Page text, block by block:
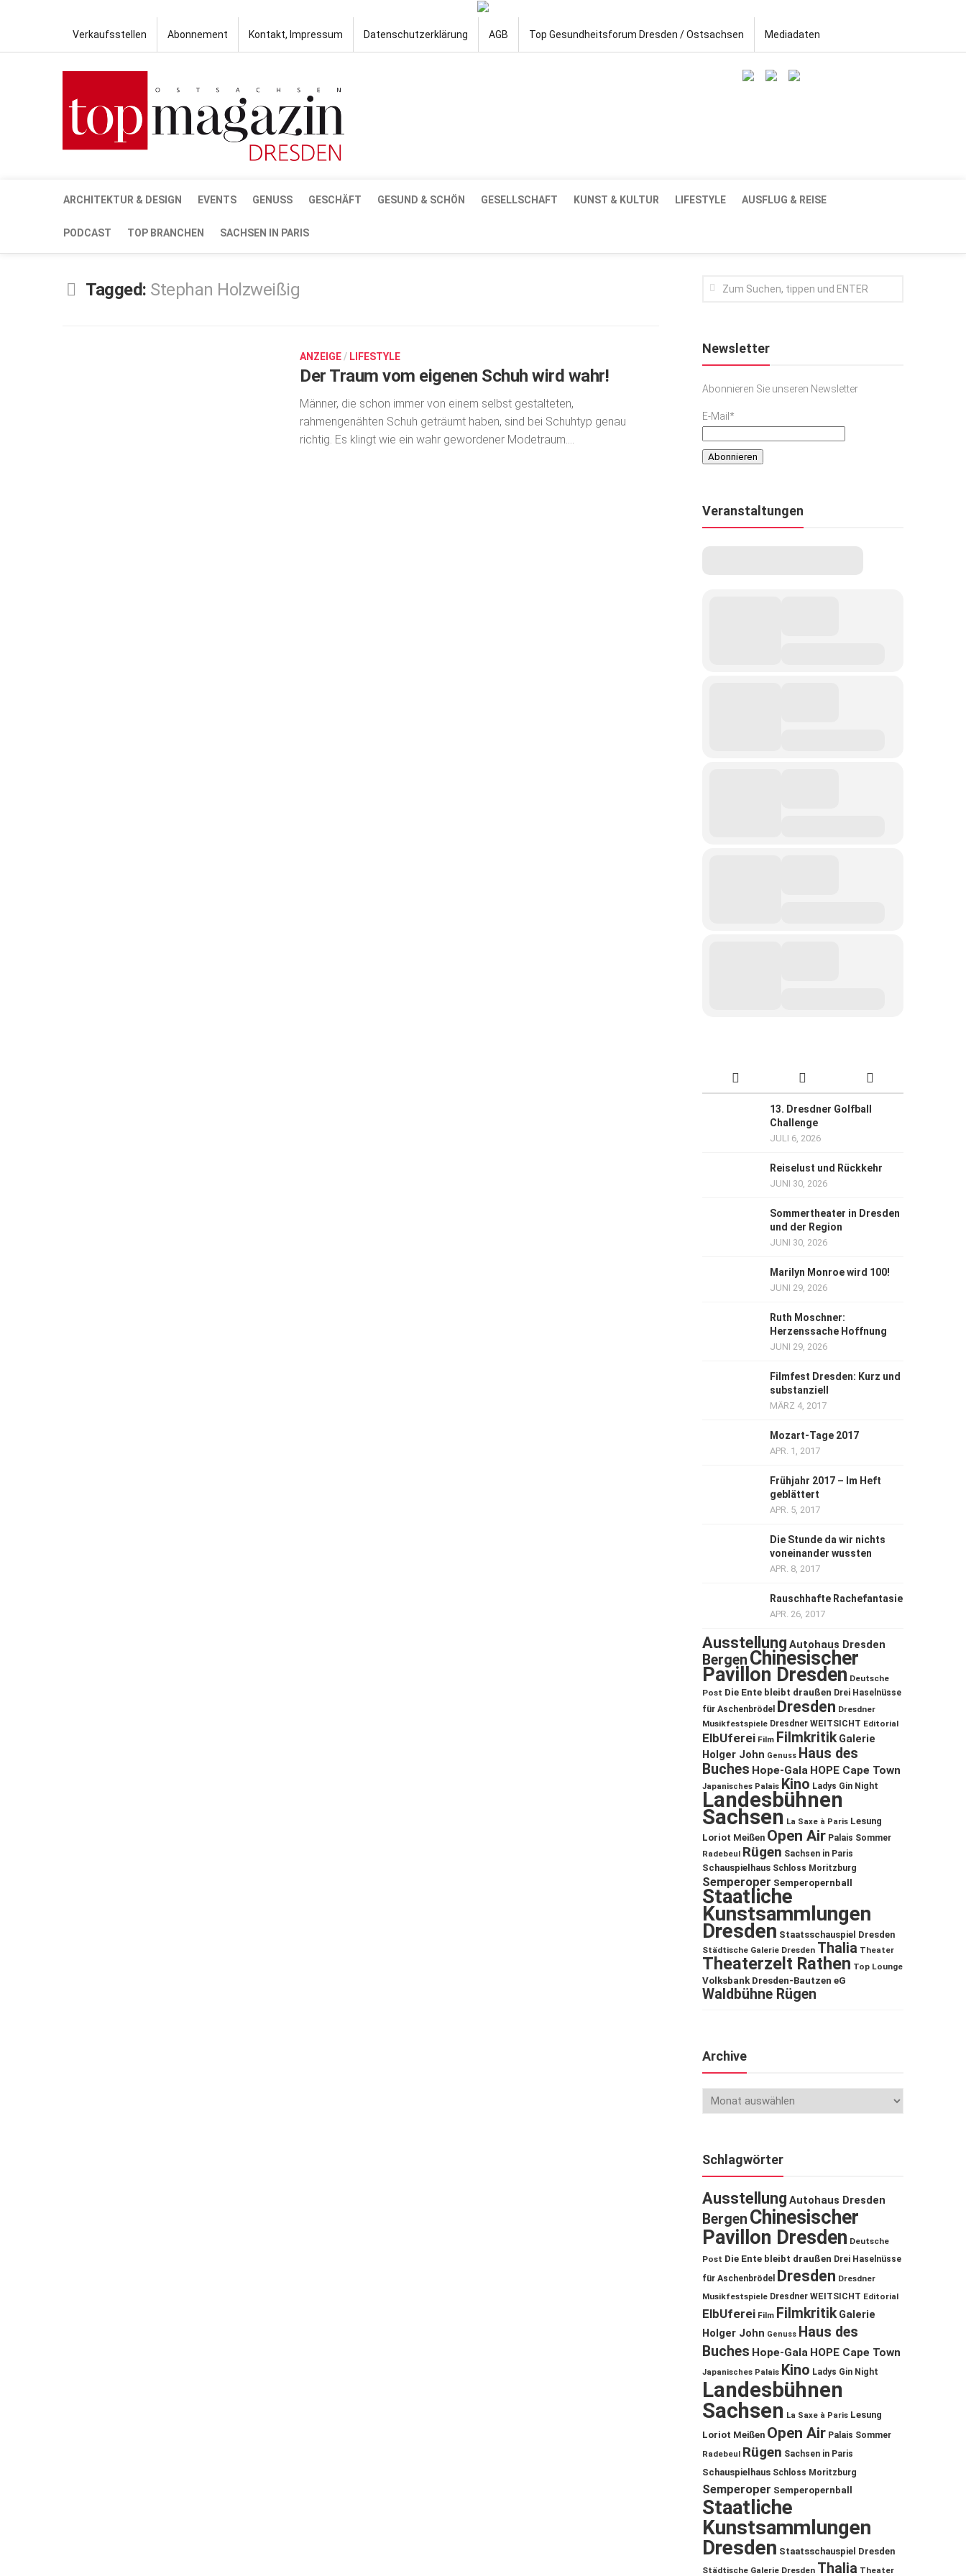
Verkaufsstellen Abonnement Kontakt, Impressum Datenschutzerklärung AGB Top Gesundheitsforum Dresden / Ostsachsen Mediadaten
ARCHITEKTUR & DESIGN EVENTS GENUSS GESCHÄFT GESUND & SCHÖN GESELLSCHAFT KUNST & KULTUR LIFESTYLE AUSFLUG & REISE
PODCAST TOP BRANCHEN SACHSEN IN PARIS
Tagged: Stephan Holzweißig
ANZEIGE / LIFESTYLE
Der Traum vom eigenen Schuh wird wahr!
Männer, die schon immer von einem selbst gestalteten,
rahmengenähten Schuh geträumt haben, sind bei Schuhtyp genau
richtig. Es klingt wie ein wahr gewordener Mode­traum....
Newsletter
Abonnieren Sie unseren Newsletter
E-Mail*
Veranstaltungen
13. Dresdner Golfball
Challenge
JULI 6, 2026
Reiselust und Rückkehr
JUNI 30, 2026
Sommertheater in Dresden
und der Region
JUNI 30, 2026
Marilyn Monroe wird 100!
JUNI 29, 2026
Ruth Moschner:
Herzenssache Hoffnung
JUNI 29, 2026
Filmfest Dresden: Kurz und
substanziell
MÄRZ 4, 2017
Mozart-Tage 2017
APR. 1, 2017
Frühjahr 2017 – Im Heft
geblättert
APR. 5, 2017
Die Stunde da wir nichts
voneinander wussten
APR. 8, 2017
Rauschhafte Rachefantasie
APR. 26, 2017
Ausstellung Autohaus Dresden
Bergen Chinesischer
Pavillon Dresden Deutsche
Post Die Ente bleibt draußen Drei Haselnüsse
für Aschenbrödel
Dresden Dresdner
Musikfestspiele Dresdner WEITSICHT Editorial
ElbUferei Film Filmkritik Galerie
Holger John Genuss Haus des
Buches Hope-Gala HOPE Cape Town
Japanisches Palais Kino Ladys Gin Night
Landesbühnen
Sachsen La Saxe à Paris Lesung
Loriot Meißen Open Air Palais Sommer
Radebeul Rügen Sachsen in Paris
Schauspielhaus Schloss Moritzburg
Semperoper Semperopernball
Staatliche
Kunstsammlungen
Dresden Staatsschauspiel Dresden
Städtische Galerie Dresden Thalia Theater
Theaterzelt Rathen Top Lounge
Volksbank Dresden-Bautzen eG
Waldbühne Rügen
Archive
Schlagwörter
Ausstellung Autohaus Dresden
Bergen Chinesischer
Pavillon Dresden Deutsche
Post Die Ente bleibt draußen Drei Haselnüsse
für Aschenbrödel
Dresden Dresdner
Musikfestspiele Dresdner WEITSICHT Editorial
ElbUferei Film Filmkritik Galerie
Holger John Genuss Haus des
Buches Hope-Gala HOPE Cape Town
Japanisches Palais Kino Ladys Gin Night
Landesbühnen
Sachsen La Saxe à Paris Lesung
Loriot Meißen Open Air Palais Sommer
Radebeul Rügen Sachsen in Paris
Schauspielhaus Schloss Moritzburg
Semperoper Semperopernball
Staatliche
Kunstsammlungen
Dresden Staatsschauspiel Dresden
Städtische Galerie Dresden Thalia Theater